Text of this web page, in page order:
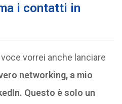
i contatti in
vorrei anche lanciare
networking, a mio
Questo è solo un